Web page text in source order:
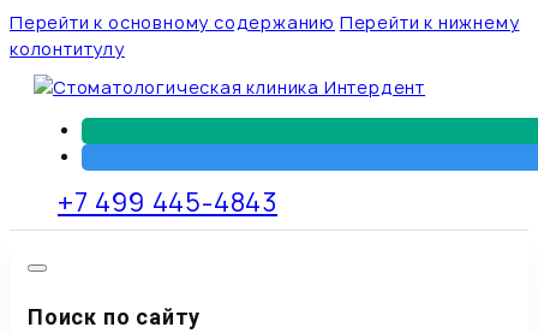
Перейти к основному содержанию Перейти к нижнему
колонтитулу
+7 499 445-4843
Поиск по сайту